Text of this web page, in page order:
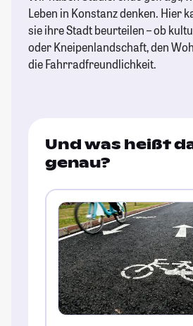
Leben in Konstanz denken. Hier
sie ihre Stadt beurteilen – ob
oder Kneipenlandschaft, den
die Fahrradfreundlichkeit.
Und was heißt
genau?